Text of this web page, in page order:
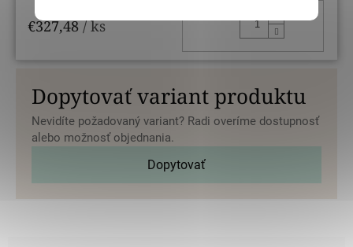
€327,48/ ks DO
Dopytovať variant produktu
Nevidíte požadovaný variant? Radi overíme dostupnosť
alebo možnosť objednania.
Dopytovať